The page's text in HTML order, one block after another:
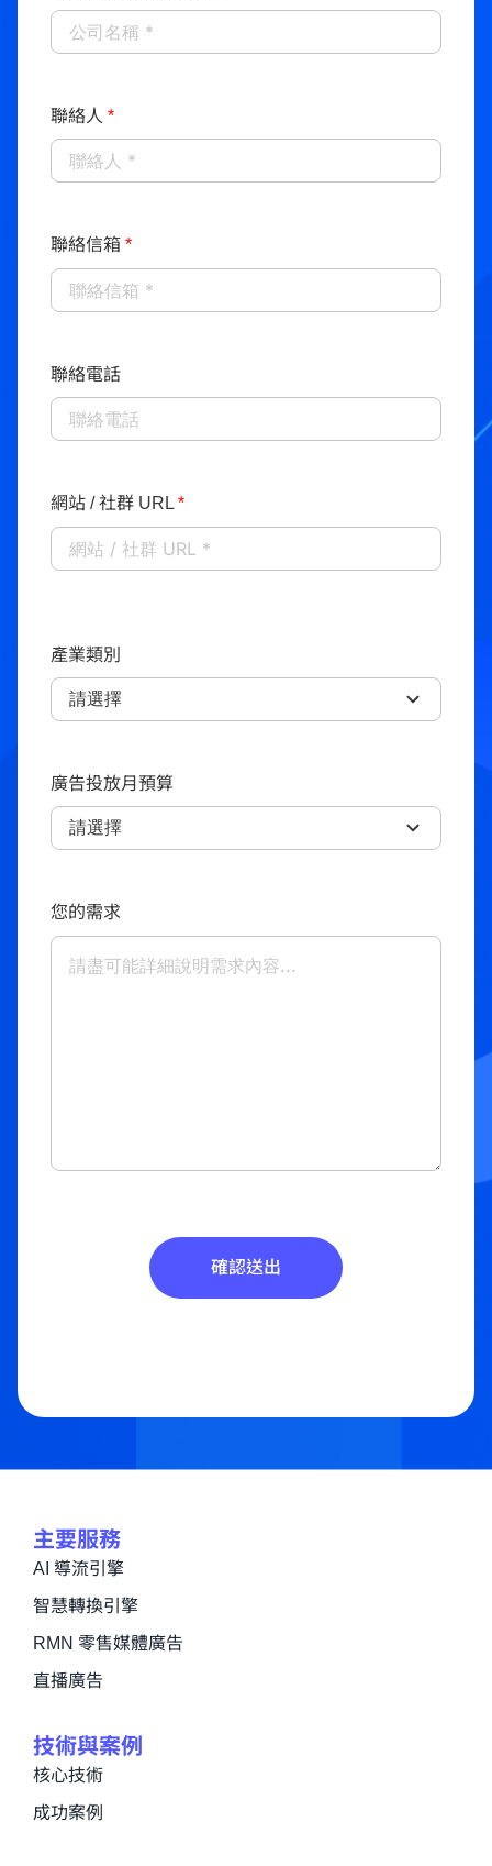
聯絡人 *
聯絡信箱 *
聯絡電話
網站 / 社群 URL *
產業類別
廣告投放月預算
您的需求
確認送出
主要服務
AI 導流引擎
智慧轉換引擎
RMN 零售媒體廣告
直播廣告
技術與案例
核心技術
成功案例